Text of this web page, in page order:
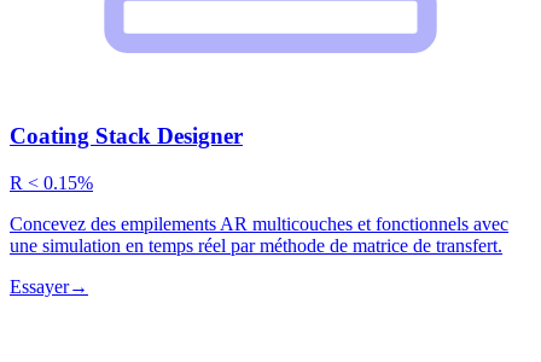
Coating Stack Designer
R < 0.15%
Concevez des empilements AR multicouches et fonctionnels avec
une simulation en temps réel par méthode de matrice de transfert.
Essayer→